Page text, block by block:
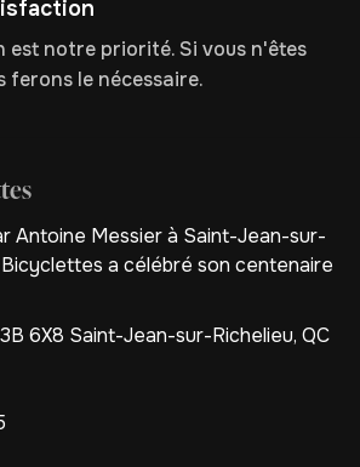
notre priorité. Si vous n'êtes
ferons le nécessaire.
Antoine Messier à Saint-Jean-sur-
a célébré son centenaire
6X8 Saint-Jean-sur-Richelieu, QC